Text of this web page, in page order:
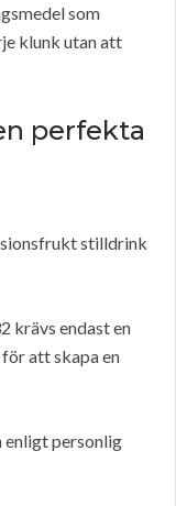
som
klunk utan att
perfekta
stilldrink
krävs endast en
att skapa en
personlig